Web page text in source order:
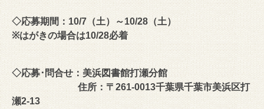
◇応募期間：10/7（土）～10/28（土）
※はがきの場合は10/28必着
◇応募･問合せ：美浜図書館打瀬分館
住所：〒261-0013千葉県千葉市美浜区打
瀬2-13